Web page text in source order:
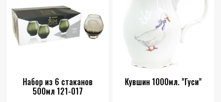
Набор из 6 стаканов
500мл 121-017
Кувшин 1000мл. "Гуси"